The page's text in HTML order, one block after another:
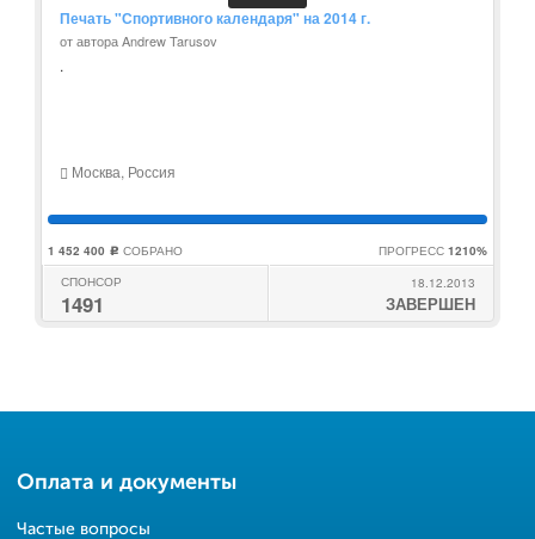
Печать "Спортивного календаря" на 2014 г.
от автора Andrew Tarusov
.
Москва, Россия
1 452 400 c СОБРАНО ПРОГРЕСС 1210%
СПОНСОР
1491
18.12.2013
ЗАВЕРШЕН
Оплата и документы
Частые вопросы